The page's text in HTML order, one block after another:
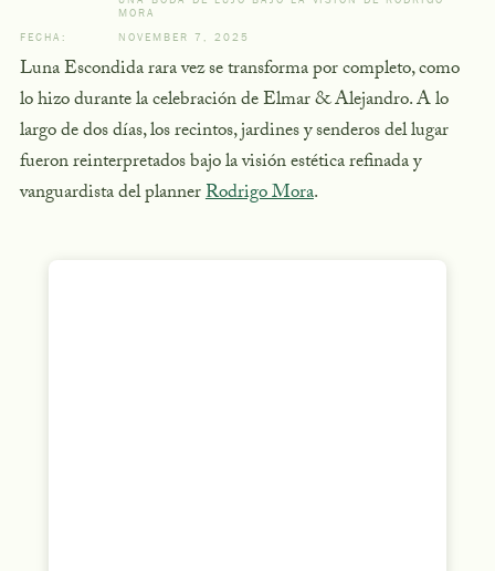
MORA
FECHA:
NOVEMBER 7, 2025
Luna Escondida rara vez se transforma por completo, como
lo hizo durante la celebración de Elmar & Alejandro. A lo
largo de dos días, los recintos, jardines y senderos del lugar
fueron reinterpretados bajo la visión estética refinada y
vanguardista del plannerRodrigo Mora.